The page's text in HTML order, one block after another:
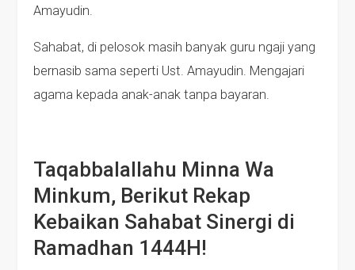
Amayudin.
Sahabat, di pelosok masih banyak guru ngaji yang
bernasib sama seperti Ust. Amayudin. Mengajari
agama kepada anak-anak tanpa bayaran.
Taqabbalallahu Minna Wa
Minkum, Berikut Rekap
Kebaikan Sahabat Sinergi di
Ramadhan 1444H!